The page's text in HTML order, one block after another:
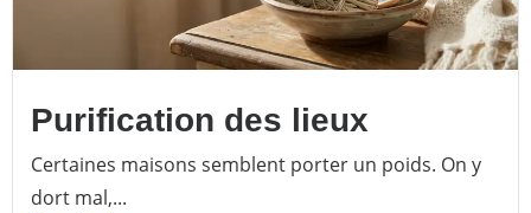
Purification des lieux
Certaines maisons semblent porter un poids. On y
dort mal,...